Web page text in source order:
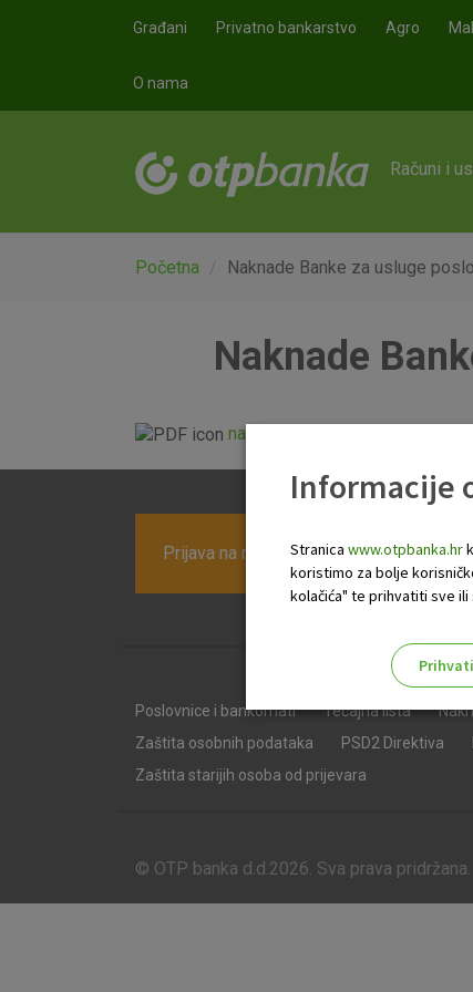
Građani Privatno bankarstvo Agro
O nama
Računi i
Početna Naknade Banke za usluge
Naknade
Prijava na newsletter OTP banke
Poslovnice i bankomati Tečajna lista
Zaštita osobnih podataka
PSD2 Direktiva
Zaštita starijih osoba od prijevara
© OTP banka d.d.2026. Sva prava pridržana.
Informacije
Stranica www.otpbanka.hr
koristimo za bolje
kolačića" te prihvatiti sve